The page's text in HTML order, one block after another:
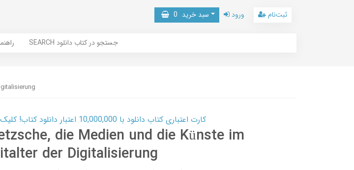
سبد خرید 0 ورود ثبت‌نام
SEARCH جستجو در کتاب دانلود
کارت اعتباری کتاب دانلود با 10,000,000 اعتبار دانلود کتاب! کلیک کنید
die Medien und die Künste im
der Digitalisierung